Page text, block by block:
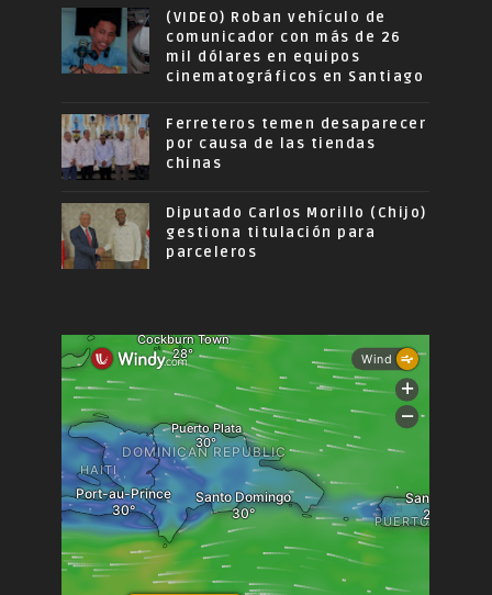
(VIDEO) Roban vehículo de
comunicador con más de 26
mil dólares en equipos
cinematográficos en Santiago
Ferreteros temen desaparecer
por causa de las tiendas
chinas
Diputado Carlos Morillo (Chijo)
gestiona titulación para
parceleros